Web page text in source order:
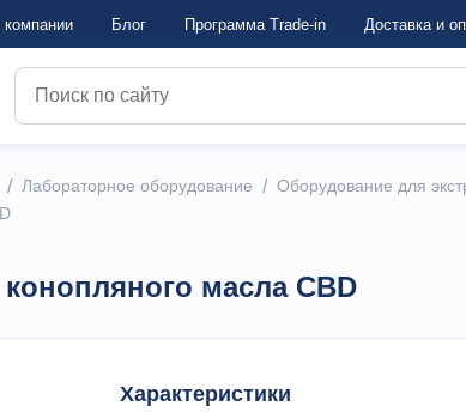
Блог Программа Trade-in Достaвка и
/ Лабораторное оборудование / Оборудование для
масла CBD
Характеристики